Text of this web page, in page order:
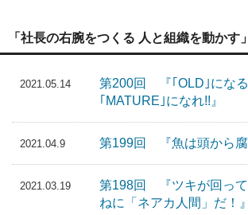
「社長の右腕をつくる 人と組織を動かす
2021.05.14
第200回 『｢OLD｣になる
｢MATURE｣になれ!!』
2021.04.9 第199回 『魚は頭から腐
2021.03.19
第198回 『ツキが回っ
ねに「ネアカ人間」だ！』